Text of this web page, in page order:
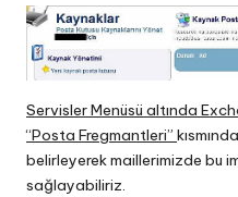
Servisler Menüsü altında
“Posta Fregmantleri”
belirleyerek maillerimizde bu
sağlayabiliriz.